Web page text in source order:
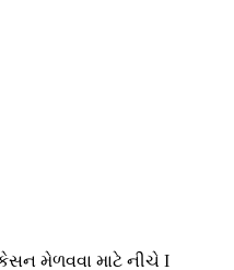
મેળવવા માટે નીચે I